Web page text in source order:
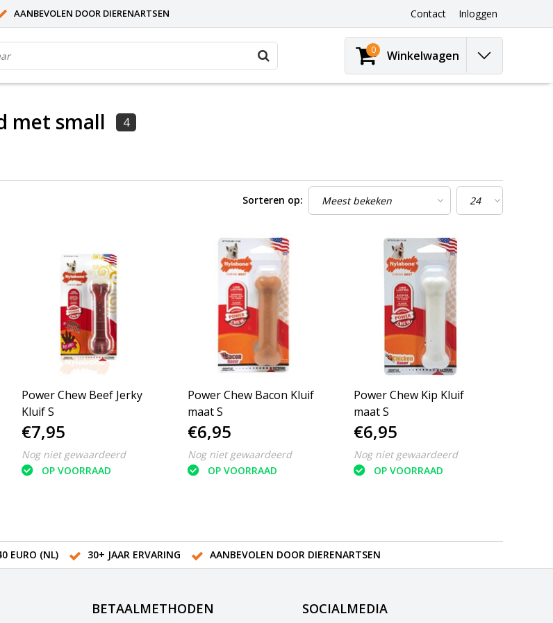
AANBEVOLEN DOOR DIERENARTSEN Contact Inloggen
0 Winkelwagen
met small 4
Sorteren op:
Power Chew Beef Jerky
Kluif S
€7,95
Nog niet gewaardeerd
OP VOORRAAD
Power Chew Bacon Kluif
maat S
€6,95
Nog niet gewaardeerd
OP VOORRAAD
Power Chew Kip Kluif
maat S
€6,95
Nog niet gewaardeerd
OP VOORRAAD
EURO (NL)
30+ JAAR ERVARING AANBEVOLEN DOOR DIERENARTSEN
BETAALMETHODEN SOCIALMEDIA